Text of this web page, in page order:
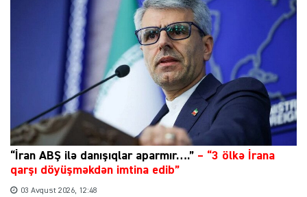
“İran ABŞ ilə danışıqlar aparmır….” – “3 ölkə İrana
qarşı döyüşməkdən imtina edib”
03 Avqust 2026, 12:48